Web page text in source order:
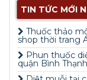
TIN TỨC MỚI
Thuốc thảo
shop thời trang
Phun thuốc
quận Bình Thạnh